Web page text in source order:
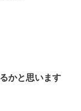
かと思います